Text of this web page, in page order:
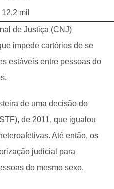
12,2 mil
de Justiça (CNJ)
impede cartórios de se
estáveis entre pessoas do
de uma decisão do
de 2011, que igualou
Até então, os
judicial para
do mesmo sexo.